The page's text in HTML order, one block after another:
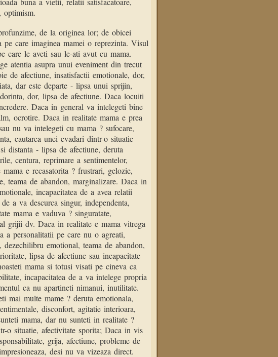
optimism.
de la originea lor; de obicei
care imaginea mamei o reprezinta. Visul
care le aveti sau le-ati avut cu mama.
atentia asupra unui eveniment din trecut
de afectiune, insatisfactii emotionale, dor,
dar este departe - lipsa unui sprijin,
dor, lipsa de afectiune. Daca locuiti
Daca in general va intelegeti bine
ocrotire. Daca in realitate mama e prea
nu va intelegeti cu mama ? sufocare,
cautarea unei evadari dintr-o situatie
distanta - lipsa de afectiune, deruta
centura, reprimare a sentimentelor,
e recasatorita ? frustrari, gelozie,
teama de abandon, marginalizare. Daca in
incapacitatea de a avea relatii
a va descurca singur, independenta,
mama e vaduva ? singuratate,
grijii dv. Daca in realitate e mama vitrega
a personalitatii pe care nu o agreati,
emotional, teama de abandon,
lipsa de afectiune sau incapacitate
mama si totusi visati pe cineva ca
incapacitatea de a va intelege propria
ca nu apartineti nimanui, inutilitate.
mai multe mame ? deruta emotionala,
disconfort, agitatie interioara,
mama, dar nu sunteti in realitate ?
o situatie, afectivitate sporita; Daca in vis
grija, afectiune, probleme de
desi nu va vizeaza direct.